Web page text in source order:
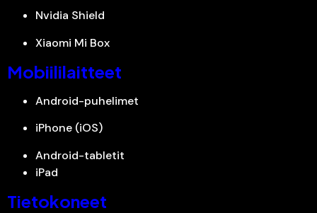
Nvidia Shield
Xiaomi Mi Box
Mobiililaitteet
Android-puhelimet
iPhone (iOS)
Android-tabletit
iPad
Tietokoneet